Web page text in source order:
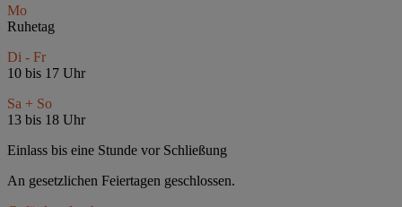
Mo
Ruhetag
Di - Fr
10 bis 17 Uhr
Sa + So
13 bis 18 Uhr
Einlass bis eine Stunde vor Schließung
An gesetzlichen Feiertagen geschlossen.